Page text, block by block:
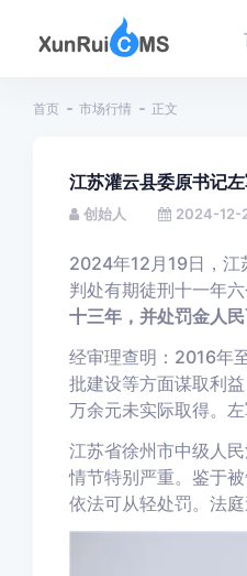
首页 市场行情 正文
江苏灌云县委原书记
创始人 2024-12-
2024年12月19日，江
判处有期徒刑十一年
十三年，并处罚金人
经审理查明：2016年
批建设等方面谋取利
万余元未实际取得。
江苏省徐州市中级人
情节特别严重。鉴于
依法可从轻处罚。法庭